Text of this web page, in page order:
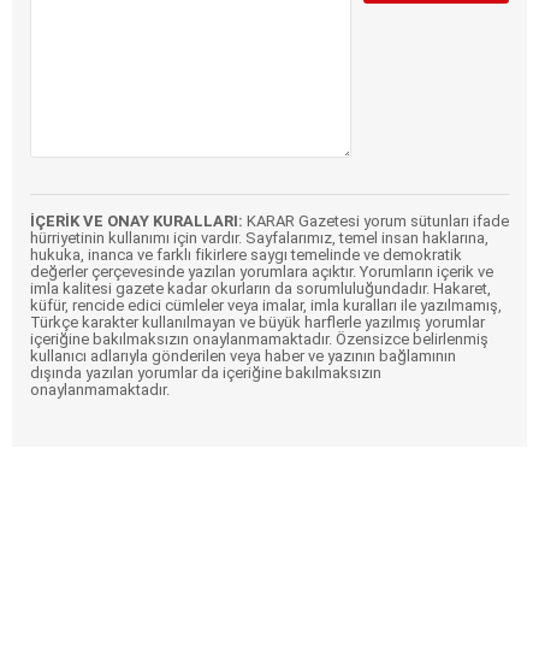
İÇERİK VE ONAY KURALLARI: KARAR Gazetesi yorum sütunları ifade
hürriyetinin kullanımı için vardır. Sayfalarımız, temel insan haklarına,
hukuka, inanca ve farklı fikirlere saygı temelinde ve demokratik
değerler çerçevesinde yazılan yorumlara açıktır. Yorumların içerik ve
imla kalitesi gazete kadar okurların da sorumluluğundadır. Hakaret,
küfür, rencide edici cümleler veya imalar, imla kuralları ile yazılmamış,
Türkçe karakter kullanılmayan ve büyük harflerle yazılmış yorumlar
içeriğine bakılmaksızın onaylanmamaktadır. Özensizce belirlenmiş
kullanıcı adlarıyla gönderilen veya haber ve yazının bağlamının
dışında yazılan yorumlar da içeriğine bakılmaksızın
onaylanmamaktadır.